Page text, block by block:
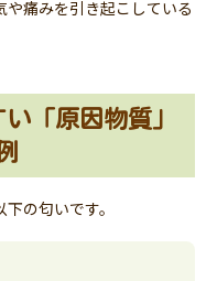
痛みを引き起こしている
「原因物質」
の匂いです。